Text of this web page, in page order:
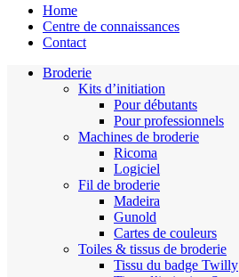
Home
Centre de connaissances
Contact
Broderie
Kits d’initiation
Pour débutants
Pour professionnels
Machines de broderie
Ricoma
Logiciel
Fil de broderie
Madeira
Gunold
Cartes de couleurs
Toiles & tissus de broderie
Tissu du badge Twilly